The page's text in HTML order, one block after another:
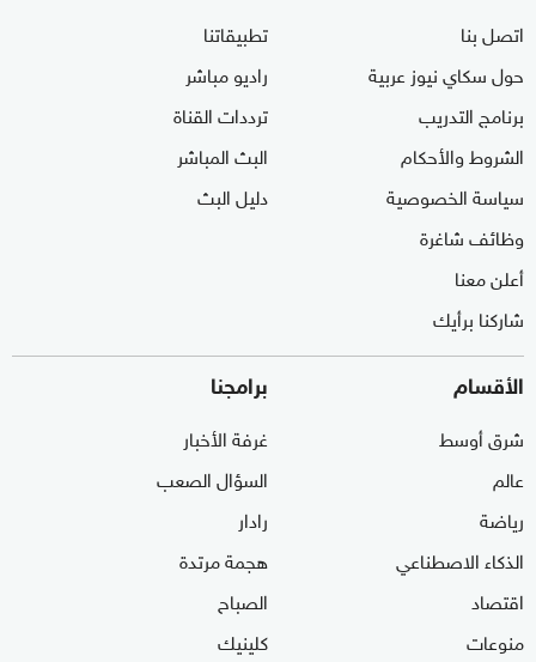
اتصل بنا
حول سكاي نيوز عربية
برنامج التدريب
الشروط والأحكام
سياسة الخصوصية
وظائف شاغرة
أعلن معنا
شاركنا برأيك
تطبيقاتنا
راديو مباشر
ترددات القناة
البث المباشر
دليل البث
الأقسام
شرق أوسط
عالم
رياضة
الذكاء الاصطناعي
اقتصاد
منوعات
برامجنا
غرفة الأخبار
السؤال الصعب
رادار
هجمة مرتدة
الصباح
كلينيك